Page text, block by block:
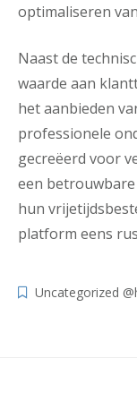
optimaliseren
Naast de
waarde aan
het aanbieden
professionele
gecreëerd voor
een
hun
platform eens
Uncategorized